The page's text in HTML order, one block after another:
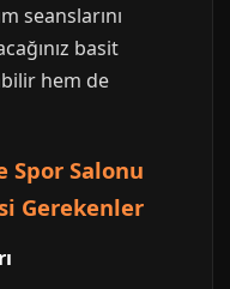
seanslarını
basit
hem de
Spor Salonu
Gerekenler